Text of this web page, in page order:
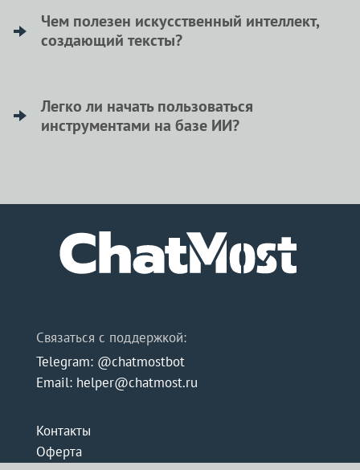
поддерживает беседу. Это верный помощник в
учебе, работе и для общения.
Чем полезен искусственный интеллект,
создающий тексты?
время и открывает новые горизонты для
маркетинга и общения.
Легко ли начать пользоваться
инструментами на базе ИИ?
инструменты доступны сразу.
Связаться с поддержкой:
Telegram: @chatmostbot
Email: helper@chatmost.ru
Контакты
Оферта